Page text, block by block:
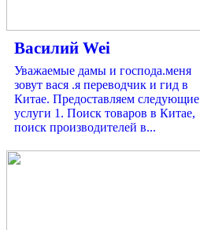
Василий Wei
Уважаемые дамы и господа.меня
зовут вася .я переводчик и гид в
Китае. Предоставляем следующие
услуги 1. Поиск товаров в Китае,
поиск производителей в...